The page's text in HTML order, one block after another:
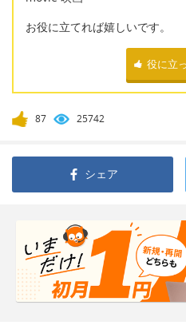
お役に立てれば嬉しいです。
役に立
87 25742
シェア